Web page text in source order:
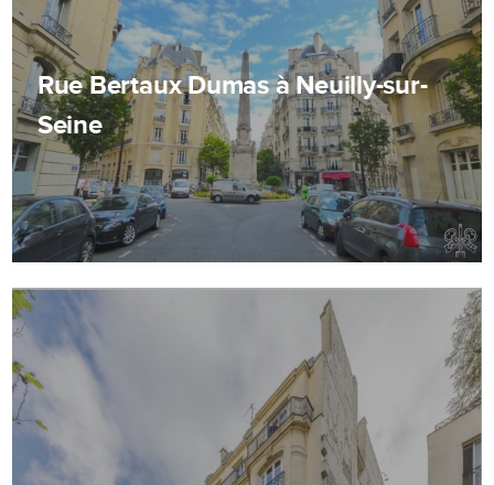
Rue Bertaux Dumas à Neuilly-sur-
Seine